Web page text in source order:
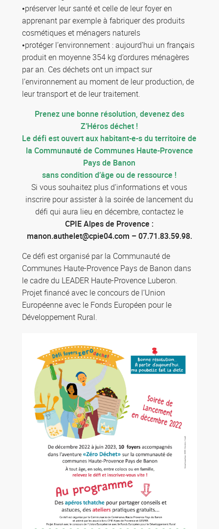
•préserver leur santé et celle de leur foyer en
apprenant par exemple à fabriquer des produits
cosmétiques et ménagers naturels
•protéger l’environnement : aujourd’hui un français
produit en moyenne 354 kg d’ordures ménagères
par an. Ces déchets ont un impact sur
l’environnement au moment de leur production, de
leur transport et de leur traitement.
Prenez une bonne résolution, devenez des
Z’Héros déchet !
Le défi est ouvert aux habitant-e-s du territoire de
la Communauté de Communes Haute-Provence
Pays de Banon
sans condition d’âge ou de ressource !
Si vous souhaitez plus d’informations et vous
inscrire pour assister à la soirée de lancement du
défi qui aura lieu en décembre, contactez le
CPIE Alpes de Provence :
manon.authelet@cpie04.com – 07.71.83.59.98.
Ce défi est organisé par la Communauté de
Communes Haute-Provence Pays de Banon dans
le cadre du LEADER Haute-Provence Luberon.
Projet financé avec le concours de l’Union
Européenne avec le Fonds Européen pour le
Développement Rural.